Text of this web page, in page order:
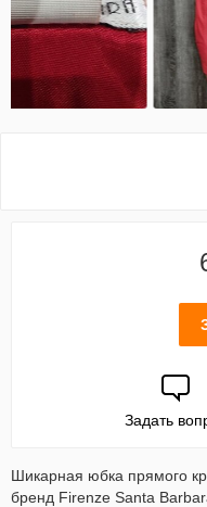
Задать
Шикарная юбка прямого
бренд Firenze Santa